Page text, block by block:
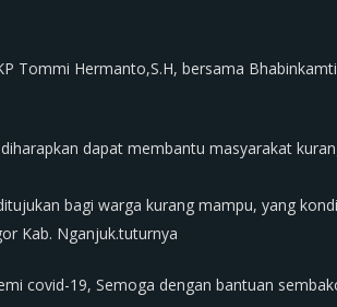
Tommi Hermanto,S.H, bersama
dapat membantu masyarakat
bagi warga kurang mampu, yang
Kab. Nganjuk.tuturnya
covid-19, Semoga dengan bantuan